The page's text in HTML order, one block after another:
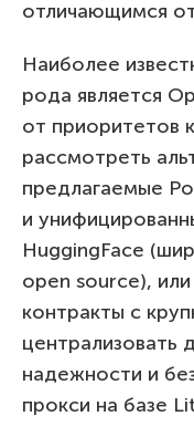
отличающимся
Наиболее
рода является
от приоритетов
рассмотреть
предлагаемые
и
HuggingFace
open source),
контракты с
централизовать
надежности и
прокси на базе